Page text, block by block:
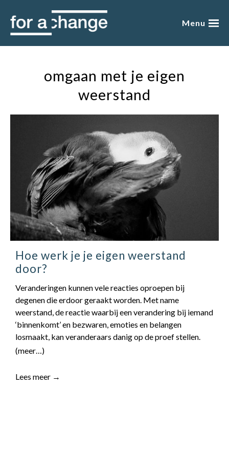
content
Menu
presentaties
blog
boeken
winkel
gratis
contact
omgaan met je eigen
weerstand
Hoe werk je je eigen weerstand
door?
Veranderingen kunnen vele reacties oproepen bij
degenen die erdoor geraakt worden. Met name
weerstand, de reactie waarbij een verandering bij iemand
‘binnenkomt’ en bezwaren, emoties en belangen
losmaakt, kan veranderaars danig op de proef stellen.
(meer…)
Lees meer →